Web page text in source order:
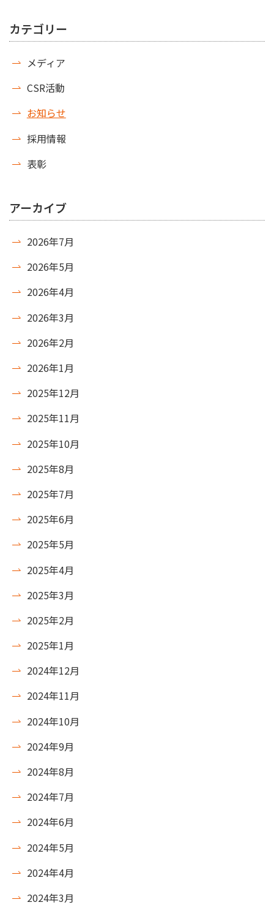
カテゴリー
メディア
CSR活動
お知らせ
採用情報
表彰
アーカイブ
2026年7月
2026年5月
2026年4月
2026年3月
2026年2月
2026年1月
2025年12月
2025年11月
2025年10月
2025年8月
2025年7月
2025年6月
2025年5月
2025年4月
2025年3月
2025年2月
2025年1月
2024年12月
2024年11月
2024年10月
2024年9月
2024年8月
2024年7月
2024年6月
2024年5月
2024年4月
2024年3月